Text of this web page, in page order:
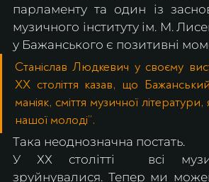
парламенту та один із
музичного інституту ім. М.
у Бажанського є позитивні
Станіслав Людкевич у своєму
ХХ століття казав, що
маніяк, сміття музичної
нашої молоді”.
Така неоднозначна постать.
У ХХ столітті  всі
зруйнувалися. Тепер ми